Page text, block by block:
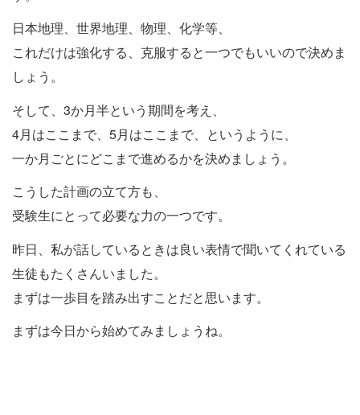
日本地理、世界地理、物理、化学等、
これだけは強化する、克服すると一つでもいいので決めま
しょう。
そして、3か月半という期間を考え、
4月はここまで、5月はここまで、というように、
一か月ごとにどこまで進めるかを決めましょう。
こうした計画の立て方も、
受験生にとって必要な力の一つです。
昨日、私が話しているときは良い表情で聞いてくれている
生徒もたくさんいました。
まずは一歩目を踏み出すことだと思います。
まずは今日から始めてみましょうね。